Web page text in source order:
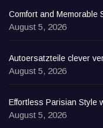
Comfort and Memorable
August 5, 2026
Autoersatzteile clever
August 5, 2026
Effortless Parisian Style
August 5, 2026